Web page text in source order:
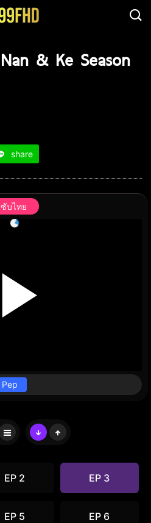
& Ke Season
share
ซับไทย
Pep
EP 2 EP 3
EP 5 EP 6